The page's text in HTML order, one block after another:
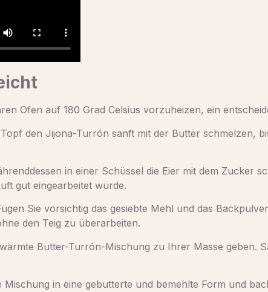
Ofen auf 180 Grad Celsius vorzuheizen, ein
den Jijona-Turrón sanft mit der Butter schmelzen,
in einer Schüssel die Eier mit dem Zucker
gut eingearbeitet wurde.
Sie vorsichtig das gesiebte Mehl und das
den Teig zu überarbeiten.
Butter-Turrón-Mischung zu Ihrer Masse geben.
Mischung in eine gebutterte und bemehlte Form und